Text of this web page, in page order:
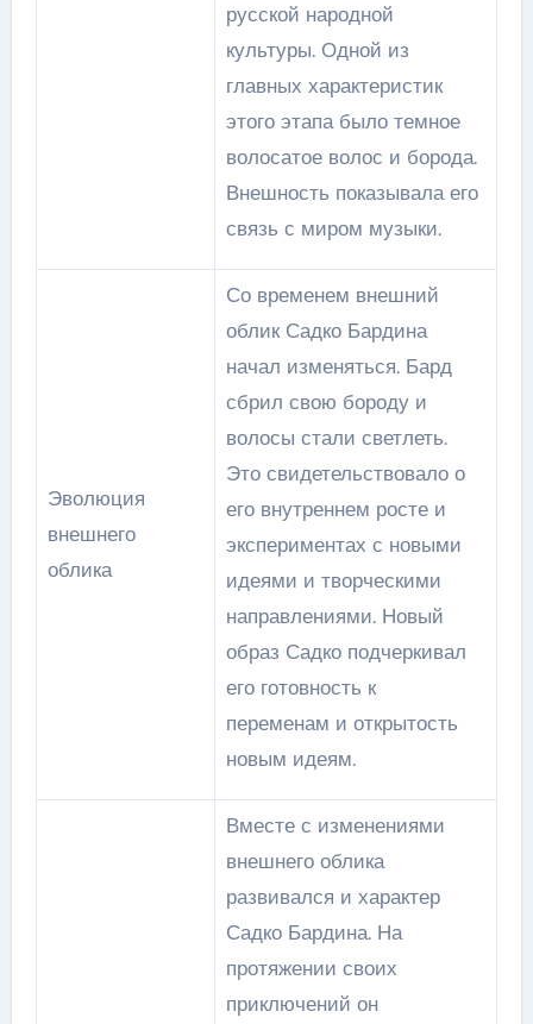
русской народной
культуры. Одной из
главных характеристик
этого этапа было темное
волосатое волос и борода.
Внешность показывала его
связь с миром музыки.
Эволюция
внешнего
облика
Со временем внешний
облик Садко Бардина
начал изменяться. Бард
сбрил свою бороду и
волосы стали светлеть.
Это свидетельствовало о
его внутреннем росте и
экспериментах с новыми
идеями и творческими
направлениями. Новый
образ Садко подчеркивал
его готовность к
переменам и открытость
новым идеям.
Вместе с изменениями
внешнего облика
развивался и характер
Садко Бардина. На
протяжении своих
приключений он